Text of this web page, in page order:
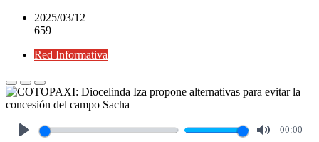
2025/03/12
659
Red Informativa
00:00